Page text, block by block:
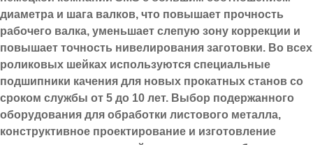
диаметра и шага валков, что повышает прочность
рабочего валка, уменьшает слепую зону коррекции и
повышает точность нивелирования заготовки. Во всех
роликовых шейках используются специальные
подшипники качения для новых прокатных станов со
сроком службы от 5 до 10 лет. Выбор подержанного
оборудования для обработки листового металла,
конструктивное проектирование и изготовление